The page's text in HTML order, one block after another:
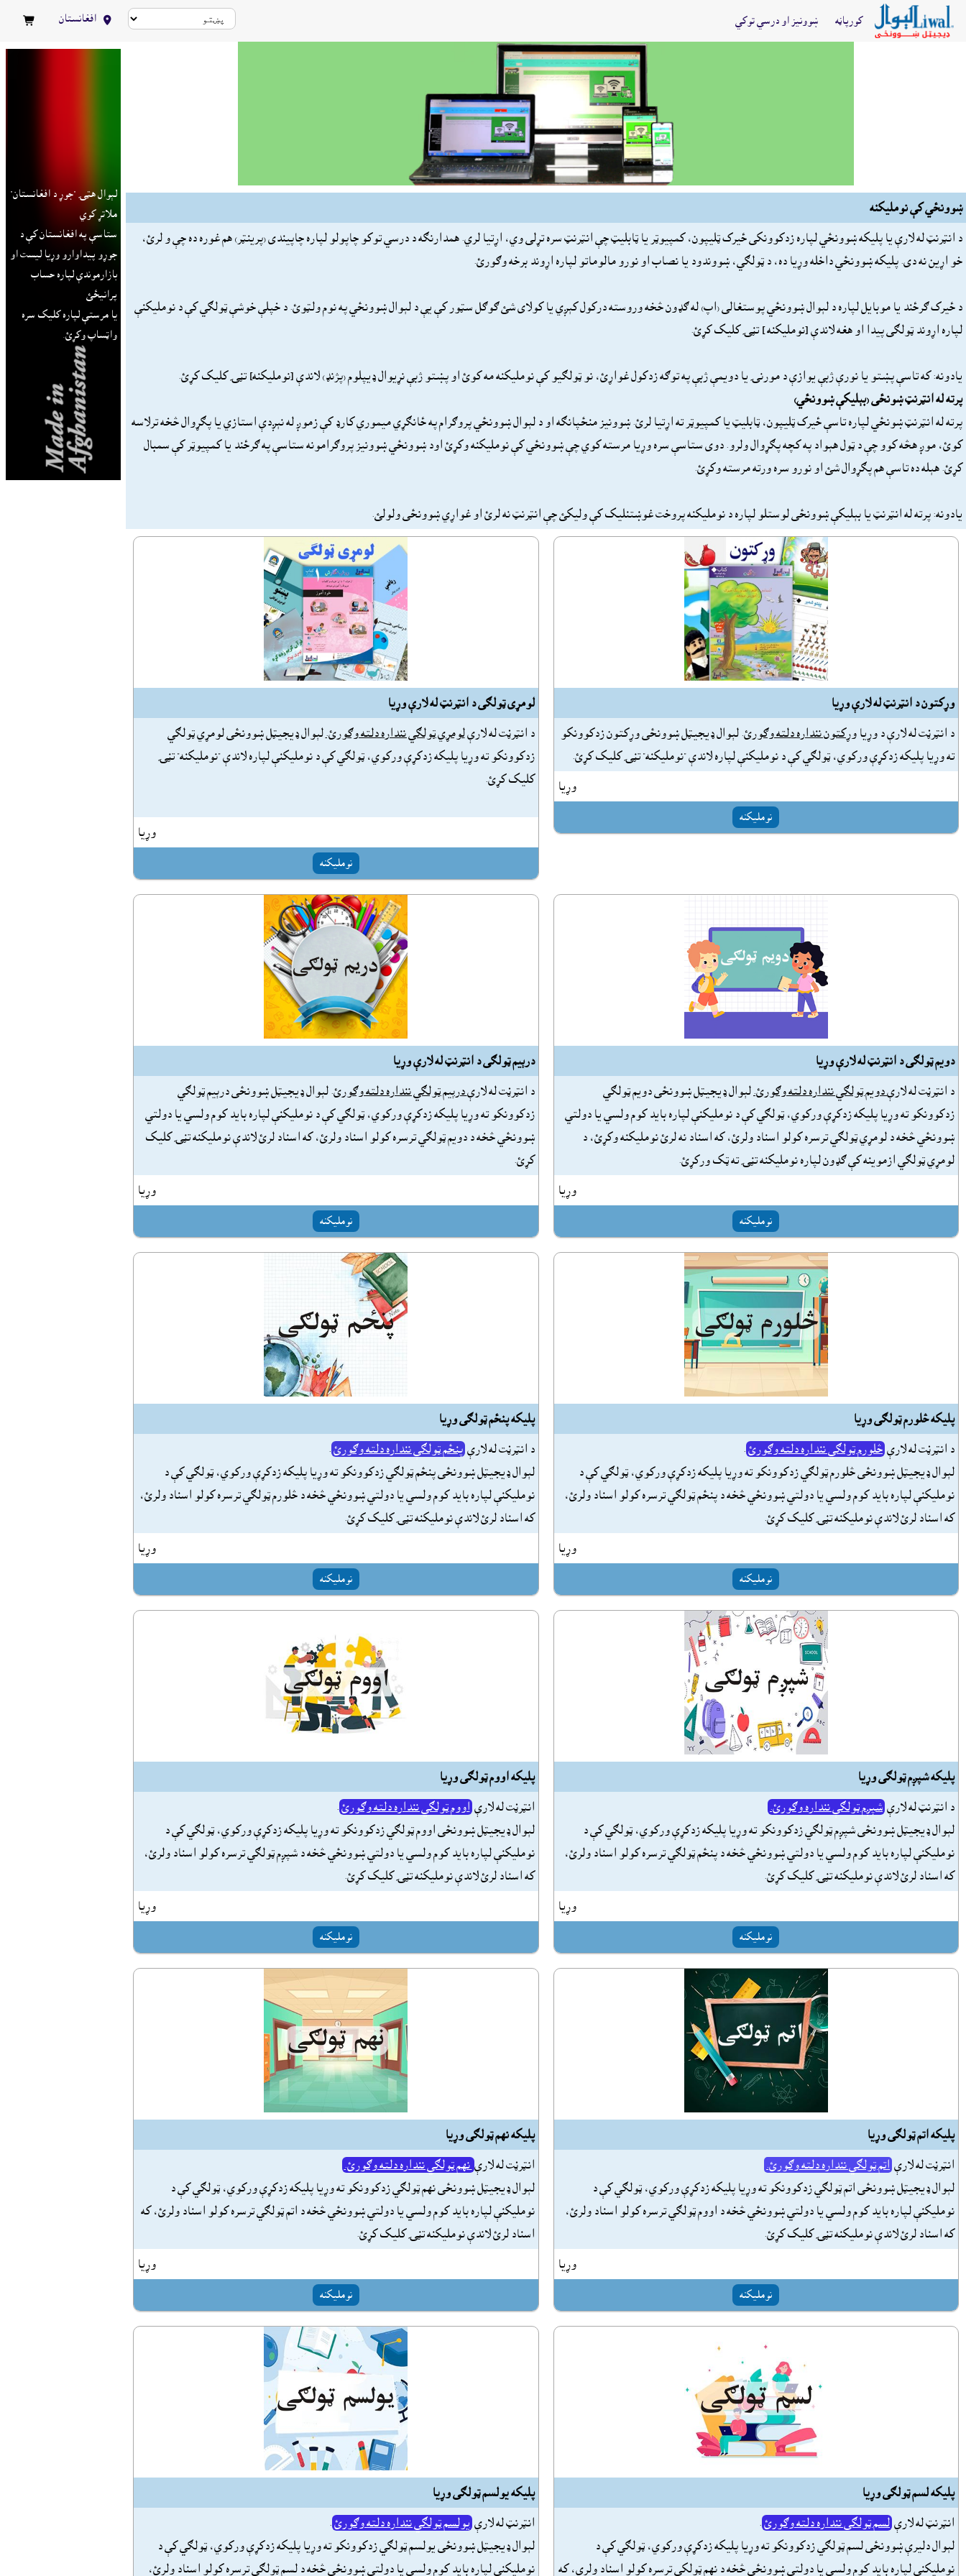
کورپاڼه ښوونيز او درسي توکي  افغانستان 
ښوونځي کې نومليکنه
د انټرنټ له لارې يا پليکه ښوونځي لپاره زدکوونکى ځيرک ټليپون، کمپيوټر يا ټابليټ چې انټرنټ سره تړلى وي، اړتيا لري. همدارنګه د درسي توکو چاپولو لپاره چاپيندى (پرينټر) هم غوره ده چې و لرئ،
خو اړين نه دى. پليکه ښوونځي داخله وړيا ده، د ټولګي، ښووندود يا نصاب او نورو مالوماتو لپاره اړوند برخه وګورئ.
د ځيرک ګرځند يا موبايل لپاره د لېوال ښوونځي پوستغالى (اپ) له ګډون څخه وروسته درکول کېږي يا کولاى شئ ګوګل سټور کې يې د لېوال ښوونځي په نوم ولټوئ. د خپلې خوشې ټولګي کې د نومليکنې
لپاره اړوند ټولګى پيدا او هغه لاندې [نومليکنه ] تڼۍ کليک کړئ.
يادونه: که تاسې پښتو يا نورې ژبې يوازې د مورنۍ یا دويمې ژبې په توګه زدکول غواړئ، نو ټولګيو کې نومليکنه مه کوئ او پښتو ژبې نړیوال ډیپلوم (پژنډ) لاندې [نومليکنه] تڼۍ کليک کړئ.
پرته له انټرنټ ښونځى (بېليکې ښوونځي)
پرته له انټرنټ ښونځي لپاره تاسې ځيرک ټليپون، ټابليټ يا کمپيوټر ته اړتيا لرئ. ښوونيز منځپانګه او د لېوال ښوونځي پروګرام په ځانګړي ميموري کارډ کې زموږ له نېږدې استازي يا پګړوال څخه ترلاسه
کوئ، موږ هڅه کوو چې د ټول هېواد په کچه پګړوال ولرو. دوى ستاسې سره وړيا مرسته کوي چې ښوونځي کې نومليکنه وکړئ اود ښوونځي ښوونيز پروګرامونه ستاسې په ګرځند يا کمپيوټر کې سمبال
کړئ. هېله ده تاسې هم پګړوال شئ او نورو سره ورته مرسته وکړئ.
يادونه: پرته له انټرنټ يا بېليکې ښوونځى لوستلو لپاره د نومليکنه پروخت غوښتنليک کې وليکئ چې انټرنټ نه لرئ او غواړي ښوونځى ولولئ.
وړکتون د انټرنټ له لارې وړيا
د انټرڼت له لارې د وړيا وړکتون ننداره دلته وګورئ. لېوال ډيجيټل ښوونځى وړکتون زدکوونکو
ته وړيا پليکه زدکړې ورکوي، ټولګي کې د نومليکنې لپاره لاندې "نومليکنه" تڼۍ کليک کړئ.
وړيا
نومليکنه
لومړى ټولګى د انټرنټ له لارې وړيا
د انټرڼت له لارېلومړي ټولګي ننداره دلته وګورئ. لېوال ډيجيټل ښوونځى لومړي ټولګي
زدکوونکو ته وړيا پليکه زدکړې ورکوي، ټولګي کې د نومليکنې لپاره لاندې "نومليکنه" تڼۍ
کليک کړئ.
وړيا
نومليکنه
دويم ټولګى د انټرنټ له لارې وړيا
د انټرڼت له لارېدويم ټولګي ننداره دلته وګورئ. لېوال ډيجيټل ښوونځى دويم ټولګي
زدکوونکو ته وړيا پليکه زدکړې ورکوي، ټولګي کې د نومليکنې لپاره بايد کوم ولسي يا دولتي
ښوونځي څخه د لومړي ټولګي ترسره کولو اسناد ولرئ، که اسناد نه لرئ نومليکنه وکړئ، د
لومړي ټولګي ازموينه کې ګډون لپاره نومليکنه تڼۍ ته ټک ورکړئ.
وړيا
نومليکنه
درېيم ټولګى د انټرنټ له لارې وړيا
د انټرڼت له لارېدرېيم ټولګي ننداره دلته وګورئ. لېوال ډيجيټل ښوونځى درېيم ټولګي
زدکوونکو ته وړيا پليکه زدکړې ورکوي، ټولګي کې د نومليکنې لپاره بايد کوم ولسي يا دولتي
ښوونځي څخه د دويم ټولګي ترسره کولو اسناد ولرئ، که اسناد لرئ لاندې نومليکنه تڼۍ کليک
کړئ.
وړيا
نومليکنه
پليکه څلورم ټولګى وړيا
د انټرڼت له لارې څلورم ټولګي ننداره دلته وګورئ .
لېوال ډيجيټل ښوونځى څلورم ټولګي زدکوونکو ته وړيا پليکه زدکړې ورکوي، ټولګي کې د
نومليکنې لپاره بايد کوم ولسي يا دولتي ښوونځي څخه د پنځم ټولګي ترسره کولو اسناد ولرئ،
که اسناد لرئ لاندې نومليکنه تڼۍ کليک کړئ.
وړيا
نومليکنه
پليکه پنځم ټولګى وړيا
د انټرڼت له لارې پنځم ټولګې ننداره دلته وګورئ .
لېوال ډيجيټل ښوونځى پنځم ټولګي زدکوونکو ته وړيا پليکه زدکړې ورکوي، ټولګي کې د
نومليکنې لپاره بايد کوم ولسي يا دولتي ښوونځي څخه د څلورم ټولګي ترسره کولو اسناد ولرئ،
که اسناد لرئ لاندې نومليکنه تڼۍ کليک کړئ.
وړيا
نومليکنه
پليکه شپږم ټولګى وړيا
د انټرنټ له لارې شپږم ټولګې ننداره وګورئ.
لېوال ډيجيټل ښوونځى شپږم ټولګي زدکوونکو ته وړيا پليکه زدکړې ورکوي، ټولګي کې د
نومليکنې لپاره بايد کوم ولسي يا دولتي ښوونځي څخه د پنځم ټولګي ترسره کولو اسناد ولرئ،
که اسناد لرئ لاندې نومليکنه تڼۍ کليک کړئ.
وړيا
نومليکنه
پليکه اووم ټولګى وړيا
انټرڼت له لارې اووم ټولګي ننداره دلته وګورئ .
لېوال ډيجيټل ښوونځى اووم ټولګي زدکوونکو ته وړيا پليکه زدکړې ورکوي، ټولګي کې د
نومليکنې لپاره بايد کوم ولسي يا دولتي ښوونځي څخه د شپږم ټولګي ترسره کولو اسناد ولرئ،
که اسناد لرئ لاندې نومليکنه تڼۍ کليک کړئ.
وړيا
نومليکنه
پليکه اتم ټولګى وړيا
انټرڼت له لارې اتم ټولګي ننداره دلته وګورئ.
لېوال ډيجيټل ښوونځى اتم ټولګي زدکوونکو ته وړيا پليکه زدکړې ورکوي، ټولګي کې د
نومليکنې لپاره بايد کوم ولسي يا دولتي ښوونځي څخه د اووم ټولګي ترسره کولو اسناد ولرئ،
که اسناد لرئ لاندې نومليکنه تڼۍ کليک کړئ.
وړيا
نومليکنه
پليکه نهم ټولګى وړيا
انټرڼت له لارې نهم ټولګي ننداره دلته وګورئ.
لېوال ډيجيټل ښوونځى نهم ټولګي زدکوونکو ته وړيا پليکه زدکړې ورکوي، ټولګي کې د
نومليکنې لپاره بايد کوم ولسي يا دولتي ښوونځي څخه د اتم ټولګي ترسره کولو اسناد ولرئ، که
اسناد لرئ لاندې نومليکنه تڼۍ کليک کړئ.
وړيا
نومليکنه
پليکه لسم ټولګى وړيا
انټرنټ له لارې لسم ټولګى ننداره دلته وګورئ .
لېوال دليرې ښوونځى لسم ټولګي زدکوونکو ته وړيا پليکه زدکړې ورکوي، ټولګي کې د
نومليکنې لپاره بايد کوم ولسي يا دولتي ښوونځي څخه د نهم ټولکي ترسره کولو اسناد ولري، که
پليکه يولسم ټولګى وړيا
انټرنټ له لارې يولسم ټولګي ننداره دلته وګورئ .
لېوال ډيجيټل ښوونځى يولسم ټولګي زدکوونکو ته وړيا پليکه زدکړې ورکوي، ټولګي کې د
نومليکنې لپاره بايد کوم ولسي يا دولتي ښوونځي څخه د لسم ټولګي ترسره کولو اسناد ولرئ،
لېوال هټۍ "جوړ د افغانستان"
ملاتړ کوي
ستاسې په افغانستان کې د
جوړو پيداوارو وړيا ليست او
بازارموندې لپاره حساب
پرانيځئ
يا مرستې لپاره کليک سره
واټساپ وکړئ.